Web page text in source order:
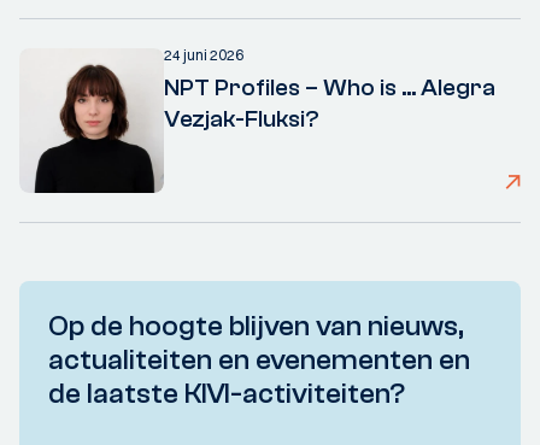
24 juni 2026
NPT Profiles – Who is ... Alegra
Vezjak-Fluksi?
Op de hoogte blijven van nieuws,
actualiteiten en evenementen en
de laatste KIVI-activiteiten?